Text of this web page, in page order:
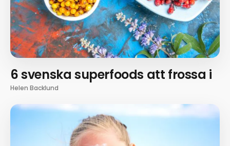
6 svenska superfoods att frossa i
Helen Backlund